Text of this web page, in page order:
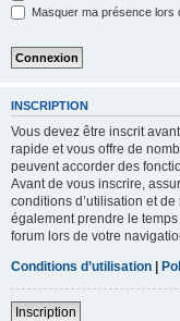
Masquer ma présence lors
INSCRIPTION
Vous devez être inscrit
rapide et vous offre de
peuvent accorder des
Avant de vous inscrire,
conditions d’utilisation et
également prendre le
forum lors de votre
Conditions d’utilisation |
Inscription